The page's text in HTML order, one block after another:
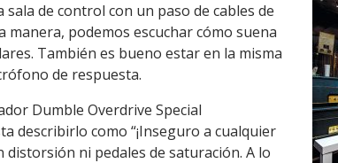
de control con un paso de cables de
manera, podemos escuchar cómo suena
También es bueno estar en la misma
de respuesta.
Dumble Overdrive Special
describirlo como “¡Inseguro a cualquier
distorsión ni pedales de saturación. A lo